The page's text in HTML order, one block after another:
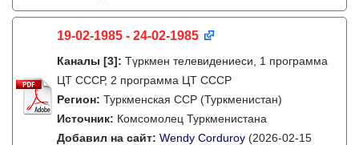
19-02-1985 - 24-02-1985
Каналы [3]: Түркмен телевидениеси, 1 программа
ЦТ СССР, 2 программа ЦТ СССР
Регион: Туркменская ССР (Туркменистан)
Источник: Комсомолец Туркменистана
Добавил на сайт: Wendy Corduroy (2026-02-15